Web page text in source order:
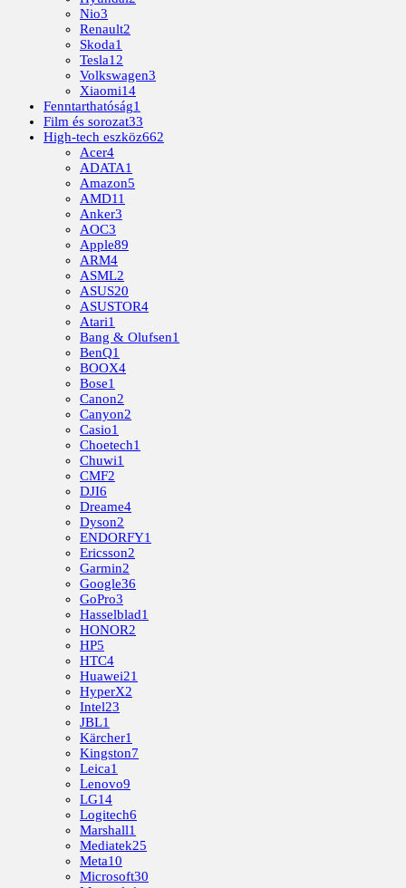
Nio3
Renault2
Skoda1
Tesla12
Volkswagen3
Xiaomi14
Fenntarthatóság1
Film és sorozat33
High-tech eszköz662
Acer4
ADATA1
Amazon5
AMD11
Anker3
AOC3
Apple89
ARM4
ASML2
ASUS20
ASUSTOR4
Atari1
Bang & Olufsen1
BenQ1
BOOX4
Bose1
Canon2
Canyon2
Casio1
Choetech1
Chuwi1
CMF2
DJI6
Dreame4
Dyson2
ENDORFY1
Ericsson2
Garmin2
Google36
GoPro3
Hasselblad1
HONOR2
HP5
HTC4
Huawei21
HyperX2
Intel23
JBL1
Kärcher1
Kingston7
Leica1
Lenovo9
LG14
Logitech6
Marshall1
Mediatek25
Meta10
Microsoft30